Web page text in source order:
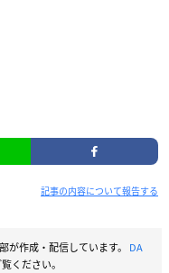
記事の内容について報告する
が作成・配信しています。 DA
ください。